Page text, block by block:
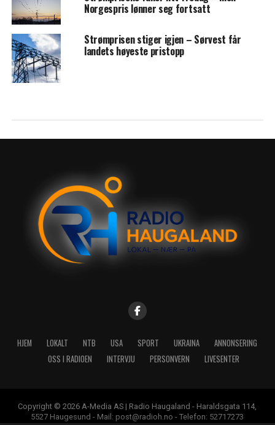
Norgespris lønner seg fortsatt
Strømprisen stiger igjen – Sørvest får
landets høyeste pristopp
HJEM LOKALT NTB USA SPORT UKRAINA
ANNONSERING
OSS I RADIOEN
INTERVJU PERSONVERN LIVESENTER
Copyright © 2026 A-Media AS | Radio Haugaland - Haraldsgata 114,
5527 Haugesund - Mail: post@radioh.no - Telefon: 52717273